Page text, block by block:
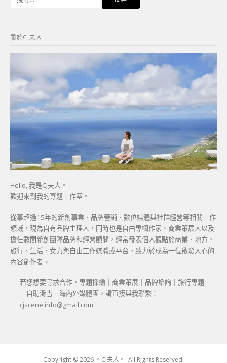
字:
關於CJ夫人
Hello, 我是CJ夫人。
歡迎來到我的專題工作室。
從事超過15年的新創事業、品牌營銷、數位媒體與社群經營等相關工作
領域，現為自有品牌主理人，同時也是自由專欄作家、商業策展人以及
擔任數間新創團隊品牌和經營顧問，經常發表個人觀點於商業、地方、
旅行、生活、女力與自由工作媒體或平台，致力於成為一位啟發人心的
內容創作者。
若您想要尋求合作，專題採編｜商業策展｜品牌諮詢｜旅行專題
｜自助滑雪｜海內外媒體團，請直接與我聯繫：
cjscene.info@gmail.com
Copyright © 2026 。CJ夫人。. All Rights Reserved.